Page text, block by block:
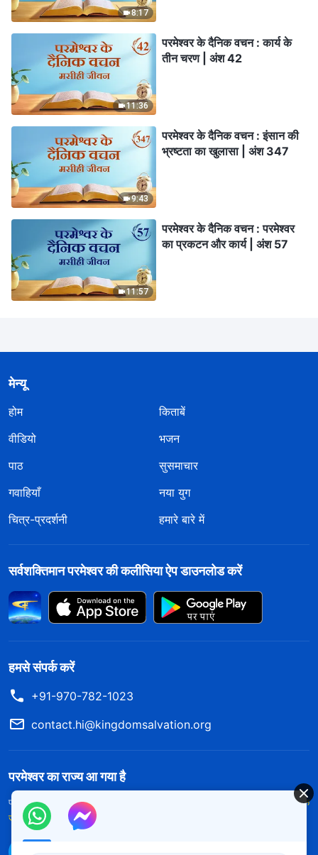
8:17
11:36
परमेश्वर के दैनिक वचन : कार्य के
तीन चरण | अंश 42
9:43
परमेश्वर के दैनिक वचन : इंसान की
भ्रष्टता का खुलासा | अंश 347
11:57
परमेश्वर के दैनिक वचन : परमेश्वर
का प्रकटन और कार्य | अंश 57
मेन्यू
होम
किताबें
वीडियो
भजन
पाठ
सुसमाचार
गवाहियाँ
नया युग
चित्र-प्रदर्शनी
हमारे बारे में
सर्वशक्तिमान परमेश्वर की कलीसिया ऐप डाउनलोड करें
हमसे संपर्क करें
+91-970-782-1023
contact.hi@kingdomsalvation.org
परमेश्वर का राज्य आ गया है
परमेश्वर का राज्य पृथ्वी पर आ गया है! क्या आप इसमें प्रवेश करना चाहते हैं?
और अधिक
जानें